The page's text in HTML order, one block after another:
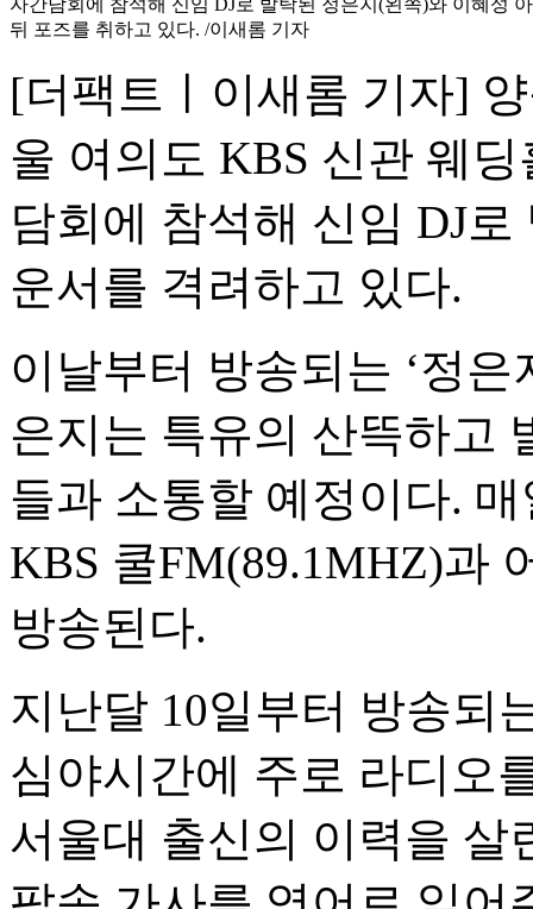
자간담회에 참석해 신임 DJ로 발탁된 정은지(왼쪽)와 이혜성
뒤 포즈를 취하고 있다. /이새롬 기자
[더팩트ㅣ이새롬 기자]
울 여의도 KBS 신관 웨
담회에 참석해 신임 DJ
운서를 격려하고 있다.
이날부터 방송되는 ‘정
은지는 특유의 산뜩하고
들과 소통할 예정이다.
KBS 쿨FM(89.1MHZ)과
방송된다.
지난달 10일부터 방송되
심야시간에 주로 라디오
서울대 출신의 이력을 살